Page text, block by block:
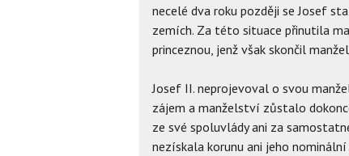
necelé dva roku později se Josef
zemích. Za této situace přinutila
princeznou, jenž však skončil
Josef II. neprojevoval o svou
zájem a manželství zůstalo
ze své spoluvlády ani za
nezískala korunu ani jeho